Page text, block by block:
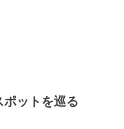
ポットを巡る